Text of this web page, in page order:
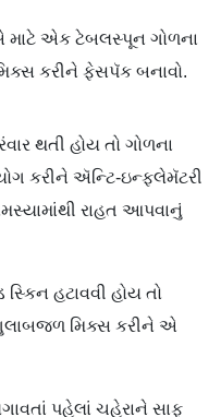
માટે એક ટેબલસ્પૂન ગોળના
કરીને ફેસપૅક બનાવો.
થતી હોય તો ગોળના
કરીને ઍન્ટિ-ઇન્ફ્લેમૅટરી
રાહત આપવાનું
હટાવવી હોય તો
મિક્સ કરીને એ
પહેલાં ચહેરાને સાફ